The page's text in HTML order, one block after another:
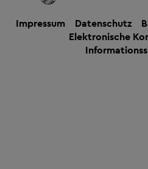
Impressum Datenschutz
Elektronische